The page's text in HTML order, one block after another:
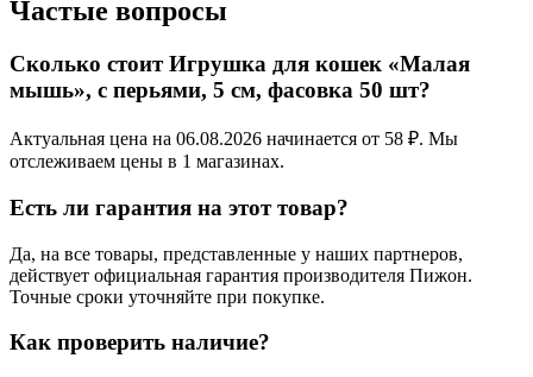
Частые вопросы
Сколько стоит Игрушка для кошек «Малая
мышь», с перьями, 5 см, фасовка 50 шт?
Актуальная цена на 06.08.2026 начинается от 58 ₽. Мы
отслеживаем цены в 1 магазинах.
Есть ли гарантия на этот товар?
Да, на все товары, представленные у наших партнеров,
действует официальная гарантия производителя Пижон.
Точные сроки уточняйте при покупке.
Как проверить наличие?